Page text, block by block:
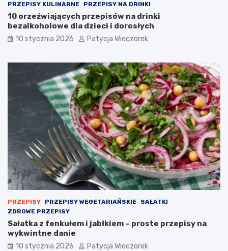
PRZEPISY KULINARNE
PRZEPISY NA DRINKI
10 orzeźwiających przepisów na drinki
bezalkoholowe dla dzieci i dorosłych
10 stycznia 2026 Patycja Wieczorek
PRZEPISY PRZEPISY WEGETARIAŃSKIE
SAŁATKI
ZDROWE PRZEPISY
Sałatka z fenkułem i jabłkiem – proste przepisy na
wykwintne danie
10 stycznia 2026 Patycja Wieczorek